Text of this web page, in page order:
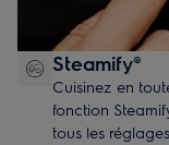
Steamify®
Cuisinez en
fonction
tous les